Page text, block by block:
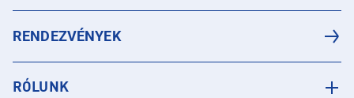
RENDEZVÉNYEK
RÓLUNK